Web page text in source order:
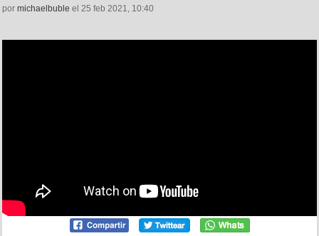
por michaelbuble el 25 feb 2021, 10:40